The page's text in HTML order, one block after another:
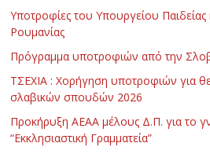
Υποτροφίες του Υπουργείου Παιδείας
Ρουμανίας
Πρόγραμμα υποτροφιών από την
ΤΣΕΧΙΑ : Χορήγηση υποτροφιών για
σλαβικών σπουδών 2026
Προκήρυξη ΑΕΑΑ μέλους Δ.Π. για το
“Εκκλησιαστική Γραμματεία”